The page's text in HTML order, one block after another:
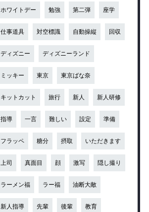
ホワイトデー 勉強 第二弾 座学
仕事道具 対空標識 自動操縦 回収
ディズニー ディズニーランド
ミッキー 東京 東京ばな奈
キットカット 旅行 新人 新人研修
指導 一言 難しい 設定 準備
フラッペ 糖分 摂取 いただきます
上司 真面目 顔 激写 隠し撮り
ラーメン福 ラー福 油断大敵
新人指導 先輩 後輩 教育